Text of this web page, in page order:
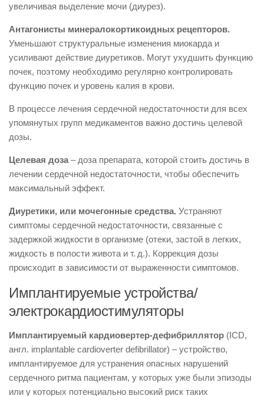
увеличивая выделение мочи (диурез).
Антагонисты минералокортикоидных рецепторов.
Уменьшают структуральные изменения миокарда и
усиливают действие диуретиков. Могут ухудшить функцию
почек, поэтому необходимо регулярно контролировать
функцию почек и уровень калия в крови.
В процессе лечения сердечной недостаточности для всех
упомянутых групп медикаментов важно достичь целевой
дозы.
Целевая доза – доза препарата, которой стоить достичь в
лечении сердечной недостаточности, чтобы обеспечить
максимальный эффект.
Диуретики, или мочегонные средства. Устраняют
симптомы сердечной недостаточности, связанные с
задержкой жидкости в организме (отеки, застой в легких,
жидкость в полости живота и т. д.). Коррекция дозы
происходит в зависимости от выраженности симптомов.
Имплантируемые устройства/
электрокардиостимуляторы
Имплантируемый кардиовертер-­дефибриллятор (ICD,
англ. implantable cardioverter defibrillator) – устройство,
имплантируемое для устранения опасных нарушений
сердечного ритма пациентам, у которых уже были эпизоды
или у которых потенциально высокий риск таких